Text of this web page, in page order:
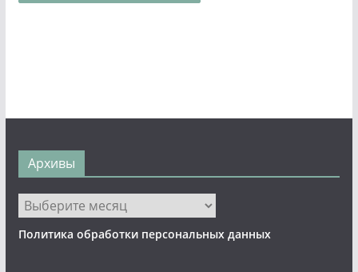
Архивы
Архивы
Политика обработки персональных данных